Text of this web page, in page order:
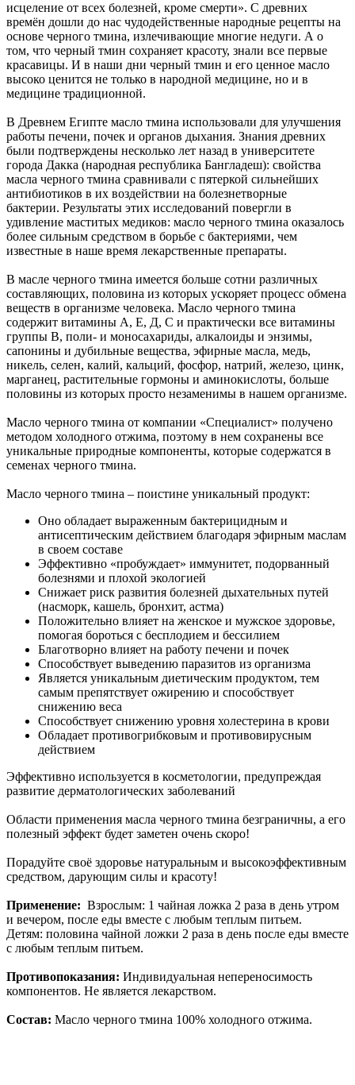
исцеление от всех болезней, кроме смерти». С древних
времён дошли до нас чудодейственные народные рецепты на
основе черного тмина, излечивающие многие недуги. А о
том, что черный тмин сохраняет красоту, знали все первые
красавицы. И в наши дни черный тмин и его ценное масло
высоко ценится не только в народной медицине, но и в
медицине традиционной.
В Древнем Египте масло тмина использовали для улучшения
работы печени, почек и органов дыхания. Знания древних
были подтверждены несколько лет назад в университете
города Дакка (народная республика Бангладеш): свойства
масла черного тмина сравнивали с пятеркой сильнейших
антибиотиков в их воздействии на болезнетворные
бактерии. Результаты этих исследований повергли в
удивление маститых медиков: масло черного тмина оказалось
более сильным средством в борьбе с бактериями, чем
известные в наше время лекарственные препараты.
В масле черного тмина имеется больше сотни различных
составляющих, половина из которых ускоряет процесс обмена
веществ в организме человека. Масло черного тмина
содержит витамины А, Е, Д, С и практически все витамины
группы В, поли- и моносахариды, алкалоиды и энзимы,
сапонины и дубильные вещества, эфирные масла, медь,
никель, селен, калий, кальций, фосфор, натрий, железо, цинк,
марганец, растительные гормоны и аминокислоты, больше
половины из которых просто незаменимы в нашем организме.
Масло черного тмина от компании «Специалист» получено
методом холодного отжима, поэтому в нем сохранены все
уникальные природные компоненты, которые содержатся в
семенах черного тмина.
Масло черного тмина – поистине уникальный продукт:
Оно обладает выраженным бактерицидным и
антисептическим действием благодаря эфирным маслам
в своем составе
Эффективно «пробуждает» иммунитет, подорванный
болезнями и плохой экологией
Снижает риск развития болезней дыхательных путей
(насморк, кашель, бронхит, астма)
Положительно влияет на женское и мужское здоровье,
помогая бороться с бесплодием и бессилием
Благотворно влияет на работу печени и почек
Способствует выведению паразитов из организма
Является уникальным диетическим продуктом, тем
самым препятствует ожирению и способствует
снижению веса
Способствует снижению уровня холестерина в крови
Обладает противогрибковым и противовирусным
действием
Эффективно используется в косметологии, предупреждая
развитие дерматологических заболеваний
Области применения масла черного тмина безграничны, а его
полезный эффект будет заметен очень скоро!
Порадуйте своё здоровье натуральным и высокоэффективным
средством, дарующим силы и красоту!
Применение: Взрослым: 1 чайная ложка 2 раза в день утром
и вечером, после еды вместе с любым теплым питьем.
Детям: половина чайной ложки 2 раза в день после еды вместе
с любым теплым питьем.
Противопоказания: Индивидуальная непереносимость
компонентов. Не является лекарством.
Состав: Масло черного тмина 100% холодного отжима.